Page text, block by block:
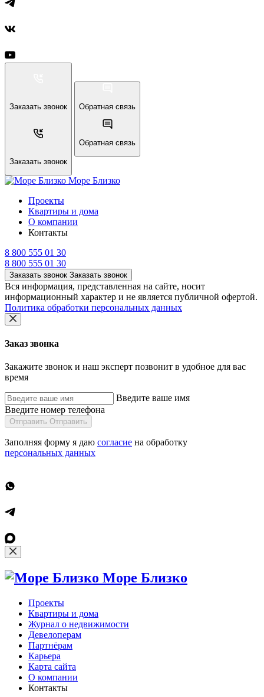
Заказать звонок
Заказать звонок
Обратная связь
Обратная связь
Море Близко
Проекты
Квартиры и дома
О компании
Контакты
8 800 555 01 30
8 800 555 01 30
Заказать звонок Заказать звонок
Вся информация, представленная на сайте, носит
информационный характер и не является публичной офертой.
Политика обработки персональных данных
Заказ звонка
Закажите звонок и наш эксперт позвонит в удобное для вас
время
Введите ваше имя
Введите номер телефона
Отправить Отправить
Заполняя форму я даю согласие на обработку
персональных данных
Море Близко
Проекты
Квартиры и дома
Журнал о недвижимости
Девелоперам
Партнёрам
Карьера
Карта сайта
О компании
Контакты